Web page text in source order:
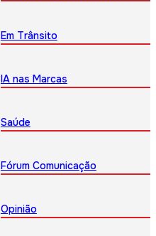
Em Trânsito
IA nas Marcas
Saúde
Fórum Comunicação
Opinião